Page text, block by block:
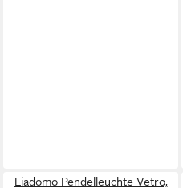
Liadomo Pendelleuchte Vetro,